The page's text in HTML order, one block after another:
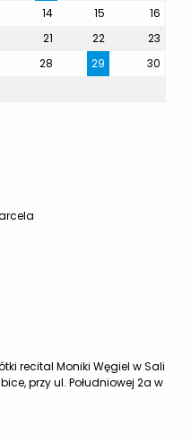
14 15
16
21 22
23
28 29
30
recital Moniki Węgiel w Sali
przy ul. Południowej 2a w